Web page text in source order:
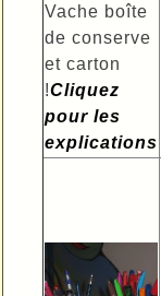
Vache boîte
de conserve
et carton
!Cliquez
pour les
explications